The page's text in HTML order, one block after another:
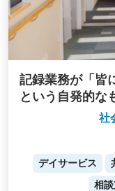
記録業務が「皆
という自発的な
社
デイサービス
相